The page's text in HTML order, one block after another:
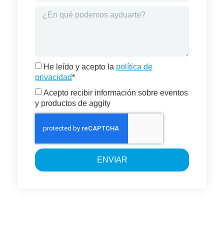
He leído y acepto la política de
privacidad*
Acepto recibir información sobre eventos
y productos de aggity
ENVIAR